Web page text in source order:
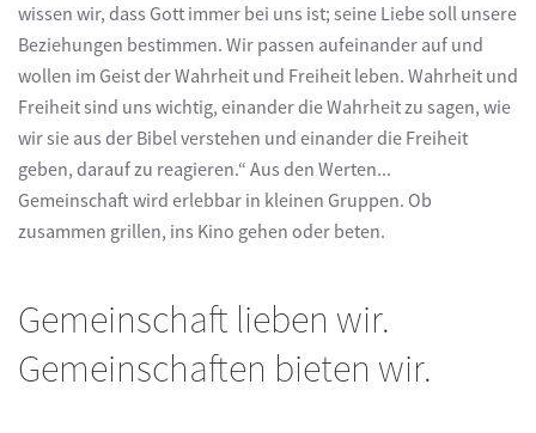
wissen wir, dass Gott immer bei uns ist; seine Liebe soll unsere
Beziehungen bestimmen. Wir passen aufeinander auf und
wollen im Geist der Wahrheit und Freiheit leben. Wahrheit und
Freiheit sind uns wichtig, einander die Wahrheit zu sagen, wie
wir sie aus der Bibel verstehen und einander die Freiheit
geben, darauf zu reagieren.“ Aus den Werten...
Gemeinschaft wird erlebbar in kleinen Gruppen. Ob
zusammen grillen, ins Kino gehen oder beten.
Gemeinschaft lieben wir.
Gemeinschaften bieten wir.